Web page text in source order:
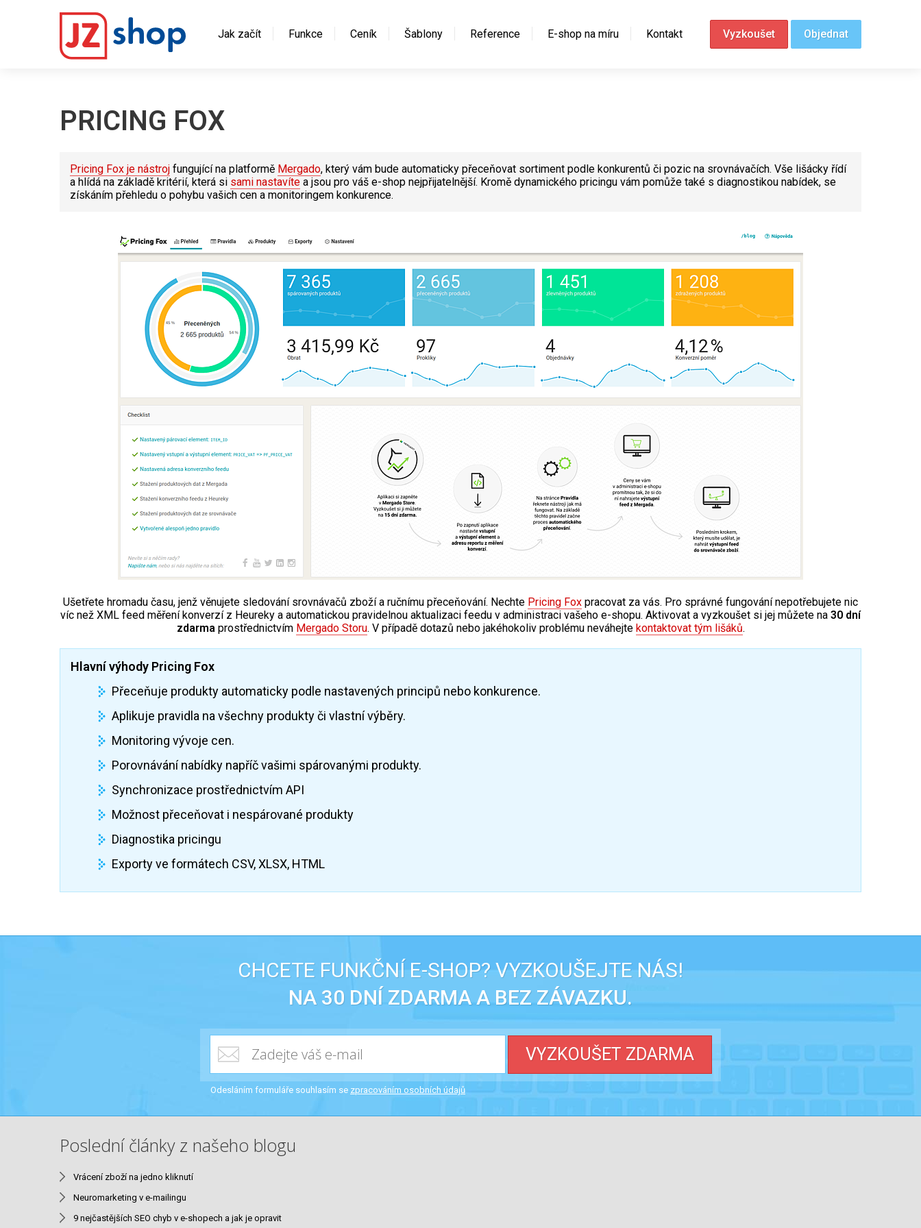
Jak začít Funkce Ceník Šablony Reference E-shop na míru Kontakt Vyzkoušet Objednat
PRICING FOX
Pricing Fox je nástroj fungující na platformě Mergado, který vám bude automaticky přeceňovat sortiment podle konkurentů či pozic na srovnávačích. Vše lišácky řídí
a hlídá na základě kritérií, která si sami nastavíte a jsou pro váš e-shop nejpřijatelnější. Kromě dynamického pricingu vám pomůže také s diagnostikou nabídek, se
získáním přehledu o pohybu vašich cen a monitoringem konkurence.
Ušetřete hromadu času, jenž věnujete sledování srovnávačů zboží a ručnímu přeceňování. Nechte Pricing Fox pracovat za vás. Pro správné fungování nepotřebujete nic
víc než XML feed měření konverzí z Heureky a automatickou pravidelnou aktualizaci feedu v administraci vašeho e-shopu. Aktivovat a vyzkoušet si jej můžete na 30 dní
zdarmaprostřednictvím Mergado Storu. V případě dotazů nebo jakéhokoliv problému neváhejte kontaktovat tým lišáků.
Hlavní výhody Pricing Fox
Přeceňuje produkty automaticky podle nastavených principů nebo konkurence.
Aplikuje pravidla na všechny produkty či vlastní výběry.
Monitoring vývoje cen.
Porovnávání nabídky napříč vašimi spárovanými produkty.
Synchronizace prostřednictvím API
Možnost přeceňovat i nespárované produkty
Diagnostika pricingu
Exporty ve formátech CSV, XLSX, HTML
CHCETE FUNKČNÍ E-SHOP? VYZKOUŠEJTE NÁS!
NA 30 DNÍ ZDARMA A BEZ ZÁVAZKU.
VYZKOUŠET ZDARMA
Odesláním formuláře souhlasím se zpracováním osobních údajů
Poslední články z našeho blogu
Vrácení zboží na jedno kliknutí
Neuromarketing v e-mailingu
9 nejčastějších SEO chyb v e-shopech a jak je opravit